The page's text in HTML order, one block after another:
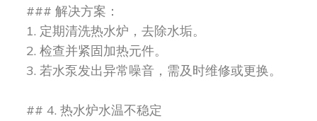
### 解决方案：
1. 定期清洗热水炉，去除水垢。
2. 检查并紧固加热元件。
3. 若水泵发出异常噪音，需及时维修或更换。
## 4. 热水炉水温不稳定